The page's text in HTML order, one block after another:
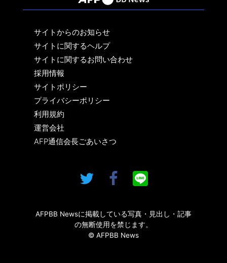
サイトからのお知らせ
サイトに関するヘルプ
サイトに関するお問い合わせ
採用情報
サイトポリシー
プライバシーポリシー
利用規約
運営会社
AFP通信会長ごあいさつ
AFPBB Newsに掲載している写真・見出し・記事
の無断使用を禁じます。
© AFPBB News